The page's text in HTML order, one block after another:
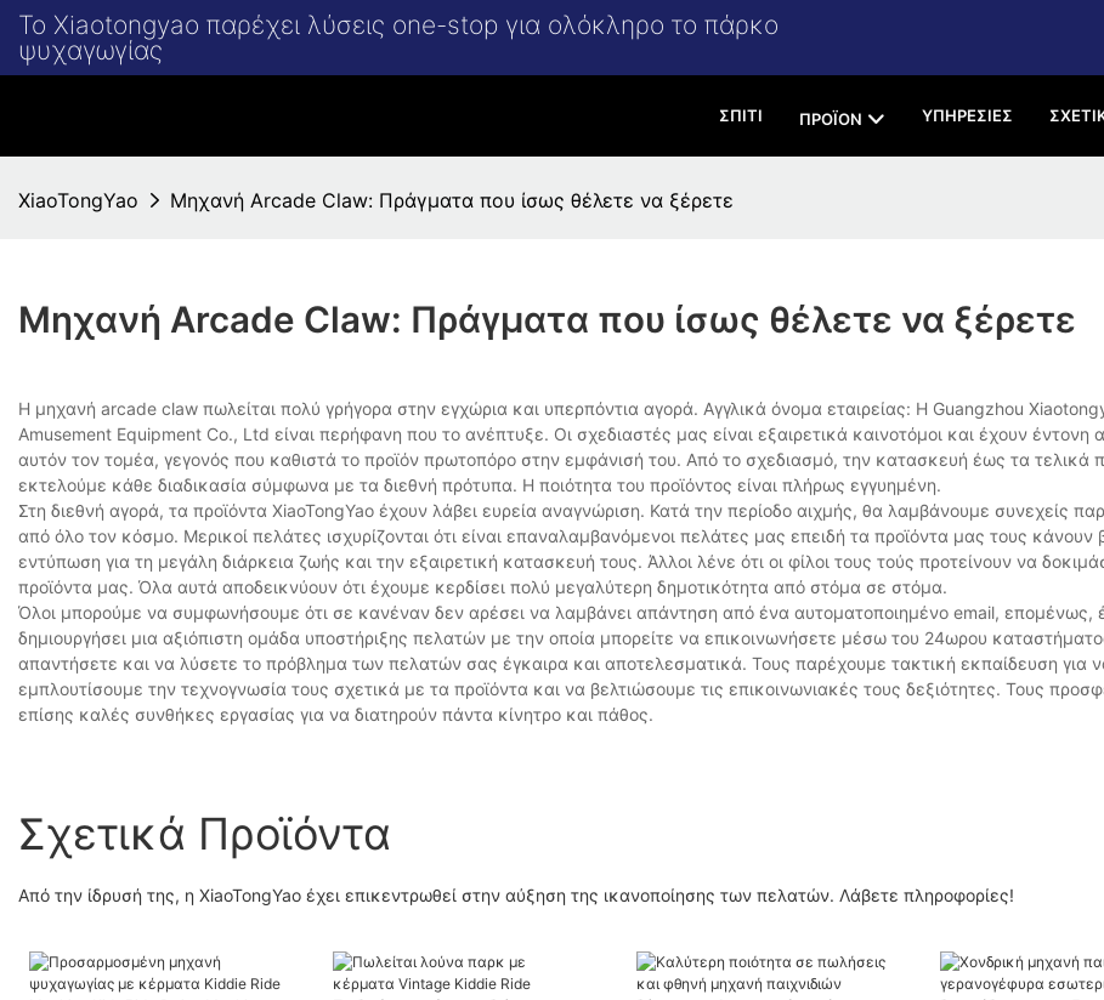
Το Xiaotongyao παρέχει λύσεις one-stop για ολόκληρο το πάρκο
ψυχαγωγίας
ΣΠΊΤΙ ΠΡΟΪΌΝ ΥΠΗΡΕΣΊΕΣ
XiaoTongYao Μηχανή Arcade Claw: Πράγματα που ίσως θέλετε να ξέρετε
Μηχανή Arcade Claw: Πράγματα που ίσως θέλετε να ξέρετε
Η μηχανή arcade claw πωλείται πολύ γρήγορα στην εγχώρια και υπερπόντια αγορά. Αγγλικά όνομα εταιρείας: Η Guangzhou
Amusement Equipment Co., Ltd είναι περήφανη που το ανέπτυξε. Οι σχεδιαστές μας είναι εξαιρετικά καινοτόμοι και έχουν έντονη
αυτόν τον τομέα, γεγονός που καθιστά το προϊόν πρωτοπόρο στην εμφάνισή του. Από το σχεδιασμό, την κατασκευή έως τα τελικά
εκτελούμε κάθε διαδικασία σύμφωνα με τα διεθνή πρότυπα. Η ποιότητα του προϊόντος είναι πλήρως εγγυημένη.
Στη διεθνή αγορά, τα προϊόντα XiaoTongYao έχουν λάβει ευρεία αναγνώριση. Κατά την περίοδο αιχμής, θα λαμβάνουμε συνεχείς
από όλο τον κόσμο. Μερικοί πελάτες ισχυρίζονται ότι είναι επαναλαμβανόμενοι πελάτες μας επειδή τα προϊόντα μας τους κάνουν
εντύπωση για τη μεγάλη διάρκεια ζωής και την εξαιρετική κατασκευή τους. Άλλοι λένε ότι οι φίλοι τους τούς προτείνουν να
προϊόντα μας. Όλα αυτά αποδεικνύουν ότι έχουμε κερδίσει πολύ μεγαλύτερη δημοτικότητα από στόμα σε στόμα.
Όλοι μπορούμε να συμφωνήσουμε ότι σε κανέναν δεν αρέσει να λαμβάνει απάντηση από ένα αυτοματοποιημένο email, επομένως,
δημιουργήσει μια αξιόπιστη ομάδα υποστήριξης πελατών με την οποία μπορείτε να επικοινωνήσετε μέσω του 24ωρου
απαντήσετε και να λύσετε το πρόβλημα των πελατών σας έγκαιρα και αποτελεσματικά. Τους παρέχουμε τακτική εκπαίδευση για
εμπλουτίσουμε την τεχνογνωσία τους σχετικά με τα προϊόντα και να βελτιώσουμε τις επικοινωνιακές τους δεξιότητες. Τους
επίσης καλές συνθήκες εργασίας για να διατηρούν πάντα κίνητρο και πάθος.
Σχετικά Προϊόντα
Από την ίδρυσή της, η XiaoTongYao έχει επικεντρωθεί στην αύξηση της ικανοποίησης των πελατών. Λάβετε πληροφορίες!